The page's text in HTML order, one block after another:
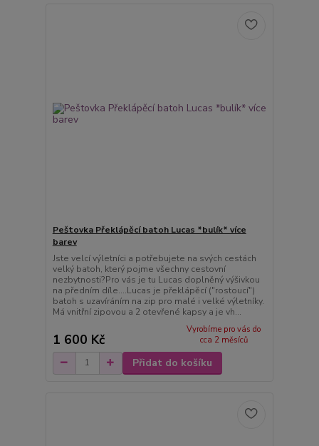
Peštovka Překlápěcí batoh Lucas *bulík* více
barev
Jste velcí výletníci a potřebujete na svých cestách
velký batoh, který pojme všechny cestovní
nezbytnosti?Pro vás je tu Lucas doplněný výšivkou
na předním díle....Lucas je překlápěcí ("rostoucí")
batoh s uzavíráním na zip pro malé i velké výletníky.
Má vnitřní zipovou a 2 otevřené kapsy a je vh...
1 600 Kč
Vyrobíme pro vás do
cca 2 měsíců
Přidat do košíku